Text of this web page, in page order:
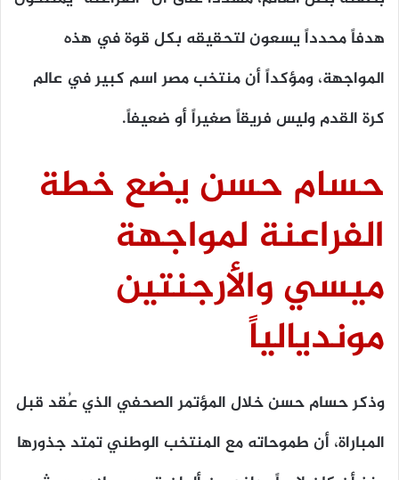
هدفاً محدداً يسعون لتحقيقه بكل قوة في هذه
المواجهة، ومؤكداً أن منتخب مصر اسم كبير في عالم
كرة القدم وليس فريقاً صغيراً أو ضعيفاً.
حسام حسن يضع خطة
الفراعنة لمواجهة
ميسي والأرجنتين
مونديالياً
وذكر حسام حسن خلال المؤتمر الصحفي الذي عُقد قبل
المباراة، أن طموحاته مع المنتخب الوطني تمتد جذورها